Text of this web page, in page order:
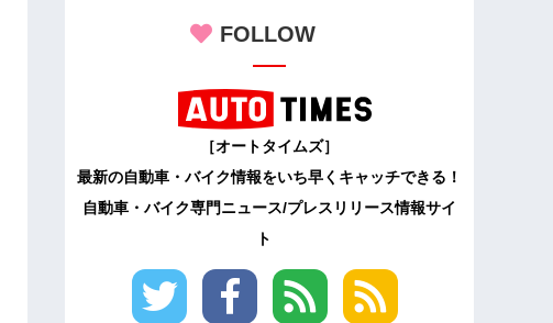
FOLLOW
［オートタイムズ］
最新の自動車・バイク情報をいち早くキャッチできる！
自動車・バイク専門ニュース/プレスリリース情報サイ
ト